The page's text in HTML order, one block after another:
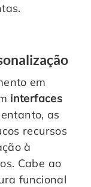
em
interfaces
as
recursos
à
Cabe ao
funcional